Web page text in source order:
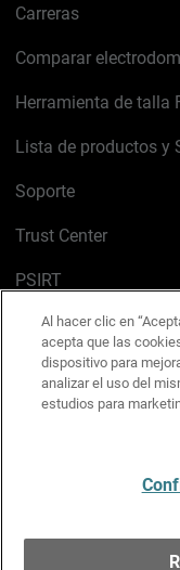
Carreras
Comparar
Herramienta de talla
Lista de productos y
Soporte
Trust Center
PSIRT
Política de cookies
Política de privacidad
Kit de medios y
Al hacer clic en
acepta que las
dispositivo para
analizar el uso del
estudios para